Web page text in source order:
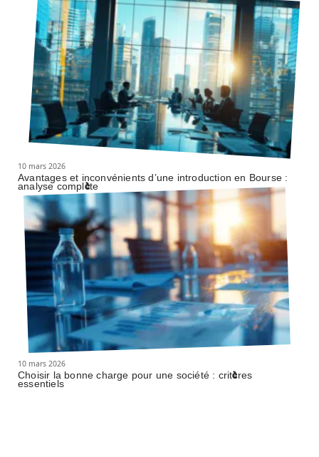
10 mars 2026
Avantages et inconvénients d’une introduction en Bourse :
analyse complète
10 mars 2026
Choisir la bonne charge pour une société : critères
essentiels